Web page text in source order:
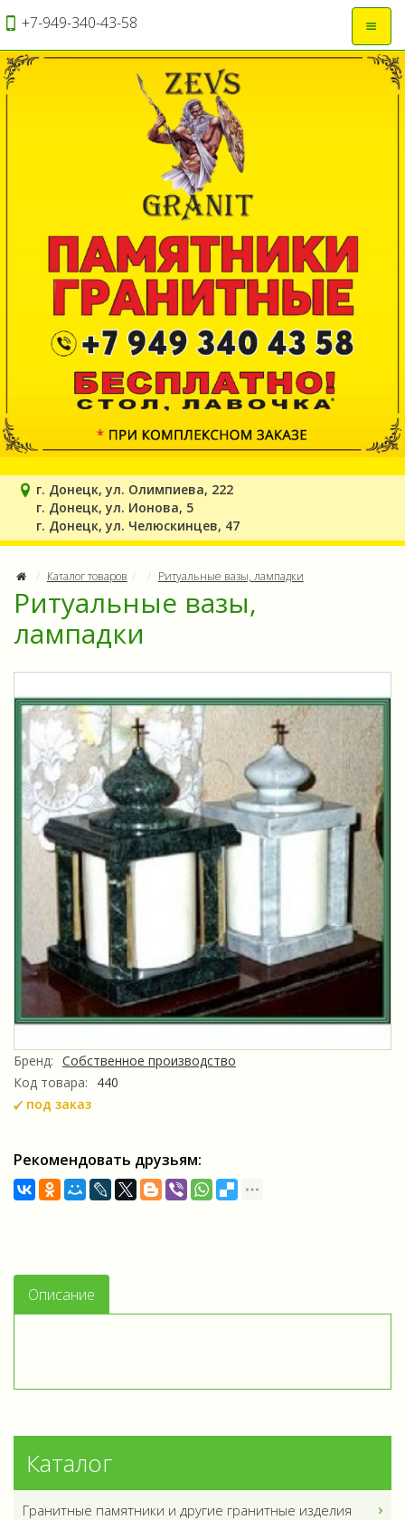
+7-949-340-43-58
г. Донецк, ул. Олимпиева, 222
г. Донецк, ул. Ионова, 5
г. Донецк, ул. Челюскинцев, 47
Каталог товаров Ритуальные вазы, лампадки
Ритуальные вазы,
лампадки
Бренд: Собственное производство
Код товара:
440
под заказ
Рекомендовать друзьям:
Описание
Каталог
Гранитные памятники и другие гранитные изделия